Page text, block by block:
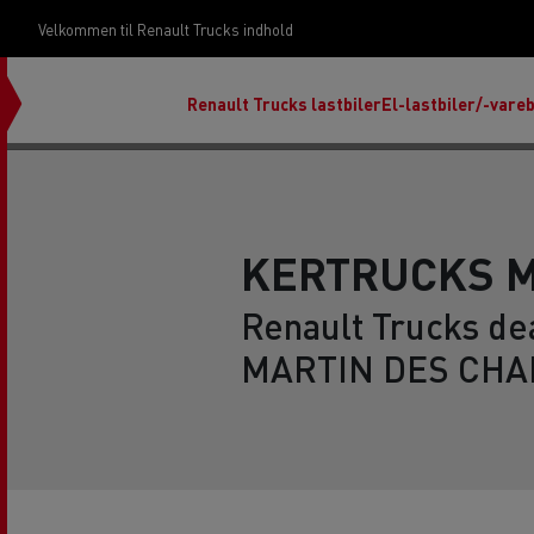
Velkommen til Renault Trucks indhold
Renault Trucks lastbilerEl-lastbiler/-
Om vores design
Start & Drive Servicekontrakter
KERTRUCKS
Renault Trucks
MARTIN DES